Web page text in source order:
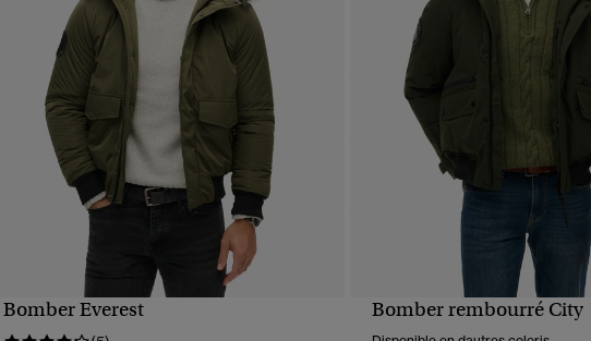
Bomber Everest
APERÇU RAPIDE
Bomber rembourré City